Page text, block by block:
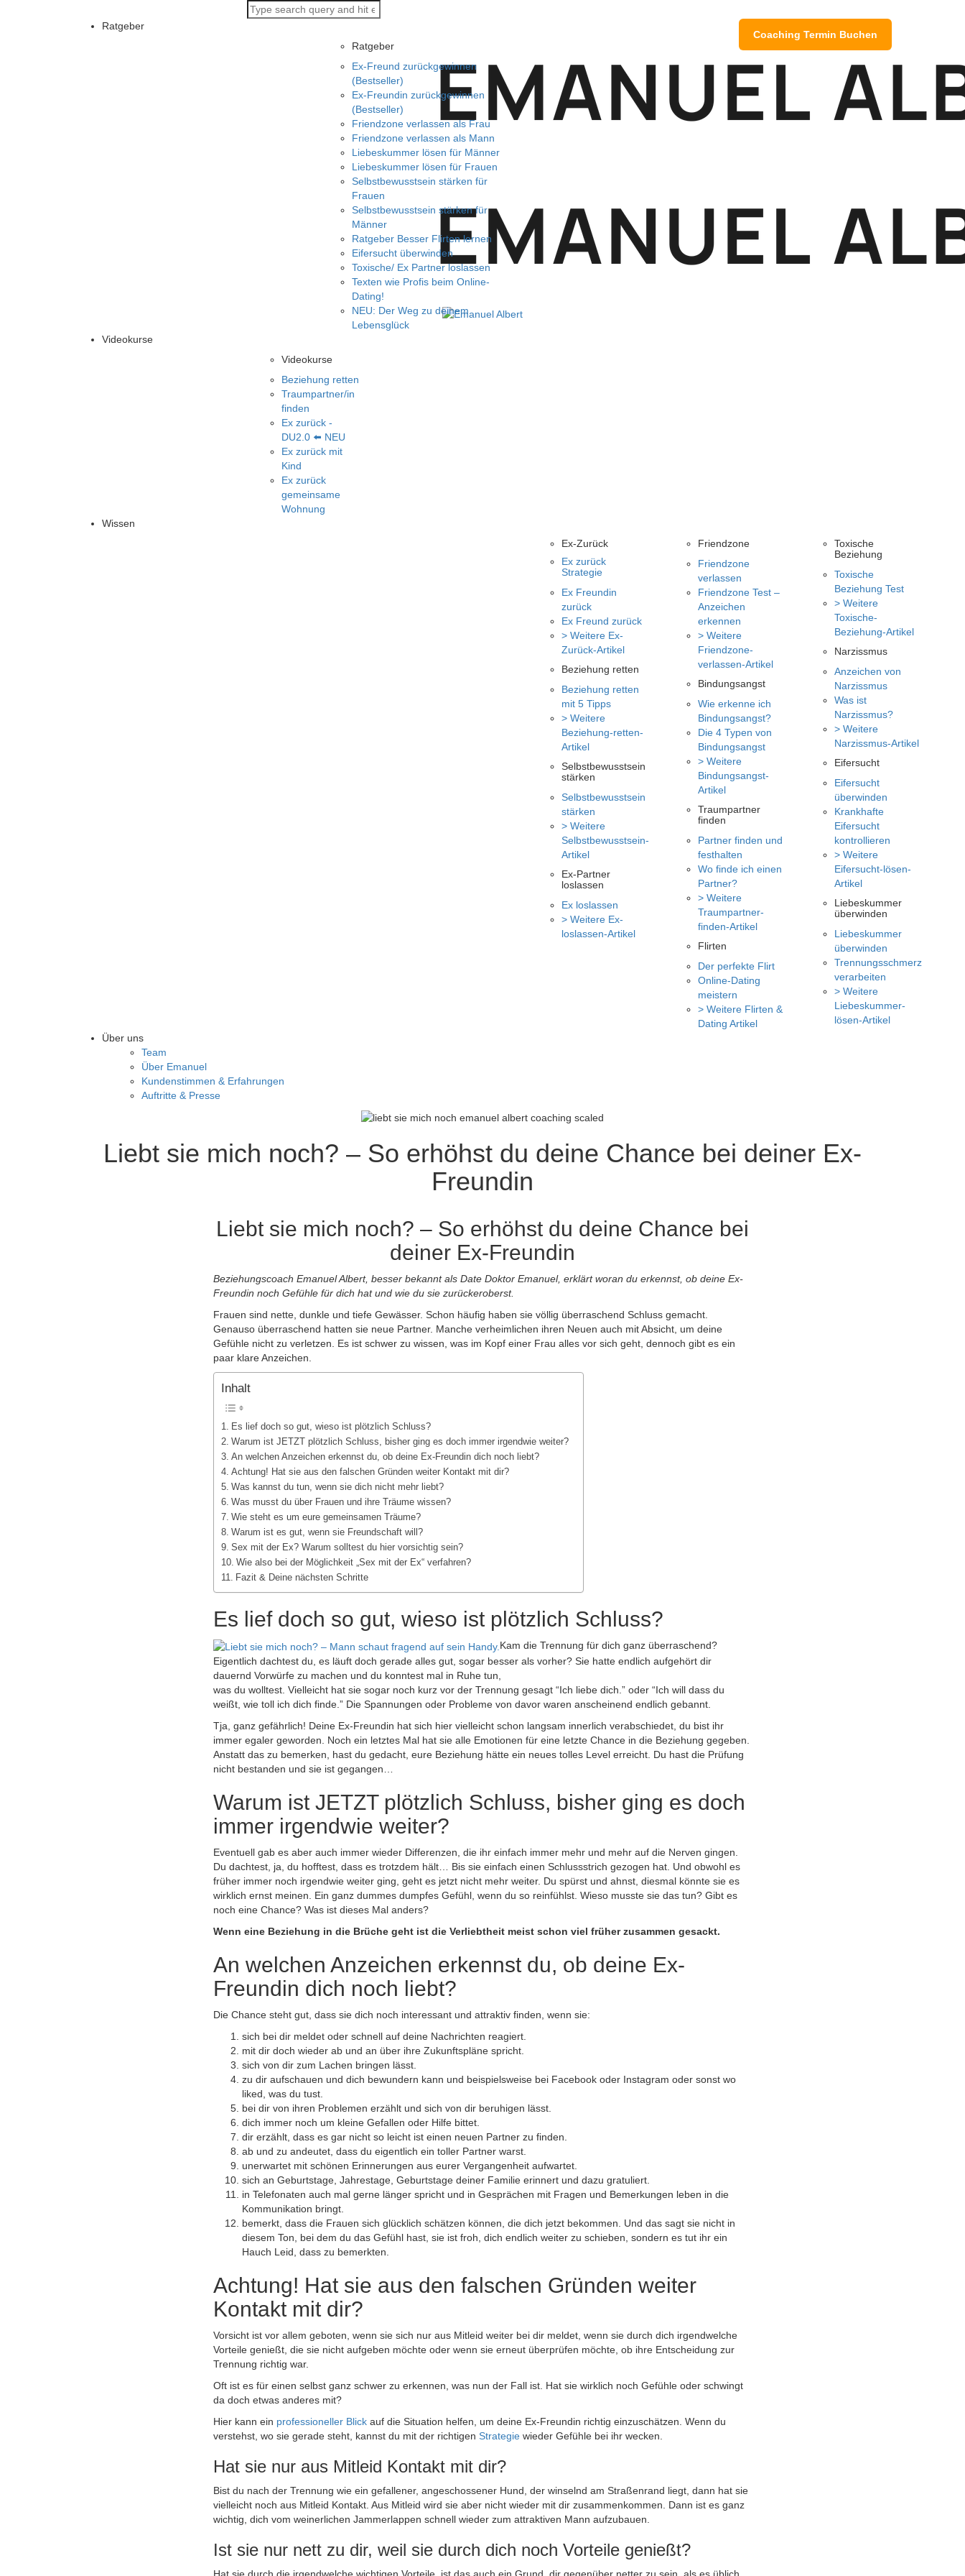
Ratgeber
Ratgeber
Ex-Freund zurückgewinnen
(Bestseller)
Ex-Freundin zurückgewinnen
(Bestseller)
Friendzone verlassen als Frau
Friendzone verlassen als Mann
Liebeskummer lösen für Männer
Liebeskummer lösen für Frauen
Selbstbewusstsein stärken für
Frauen
Selbstbewusstsein stärken für
Männer
Ratgeber Besser Flirten lernen
Eifersucht überwinden
Toxische/ Ex Partner loslassen
Texten wie Profis beim Online-
Dating!
NEU: Der Weg zu deinem
Lebensglück
Videokurse
Videokurse
Beziehung retten
Traumpartner/in
finden
Ex zurück -
DU2.0 ⬅️ NEU
Ex zurück mit
Kind
Ex zurück
gemeinsame
Wohnung
Wissen
Ex-Zurück
Ex zurück
Strategie
Ex Freundin
zurück
Ex Freund zurück
> Weitere Ex-
Zurück-Artikel
Beziehung retten
Beziehung retten
mit 5 Tipps
> Weitere
Beziehung-retten-
Artikel
Selbstbewusstsein
stärken
Selbstbewusstsein
stärken
> Weitere
Selbstbewusstsein-
Artikel
Ex-Partner
loslassen
Ex loslassen
> Weitere Ex-
loslassen-Artikel
Friendzone
Friendzone
verlassen
Friendzone Test –
Anzeichen
erkennen
> Weitere
Friendzone-
verlassen-Artikel
Bindungsangst
Wie erkenne ich
Bindungsangst?
Die 4 Typen von
Bindungsangst
> Weitere
Bindungsangst-
Artikel
Traumpartner
finden
Partner finden und
festhalten
Wo finde ich einen
Partner?
> Weitere
Traumpartner-
finden-Artikel
Flirten
Der perfekte Flirt
Online-Dating
meistern
> Weitere Flirten &
Dating Artikel
Toxische
Beziehung
Toxische
Beziehung Test
> Weitere
Toxische-
Beziehung-Artikel
Narzissmus
Anzeichen von
Narzissmus
Was ist
Narzissmus?
> Weitere
Narzissmus-Artikel
Eifersucht
Eifersucht
überwinden
Krankhafte
Eifersucht
kontrollieren
> Weitere
Eifersucht-lösen-
Artikel
Liebeskummer
überwinden
Liebeskummer
überwinden
Trennungsschmerz
verarbeiten
> Weitere
Liebeskummer-
lösen-Artikel
Über uns
Team
Über Emanuel
Kundenstimmen & Erfahrungen
Auftritte & Presse
Coaching Termin Buchen
Liebt sie mich noch? – So erhöhst du deine Chance bei deiner Ex-
Freundin
Liebt sie mich noch? – So erhöhst du deine Chance bei
deiner Ex-Freundin
Beziehungscoach Emanuel Albert, besser bekannt als Date Doktor Emanuel, erklärt woran du erkennst, ob deine Ex-
Freundin noch Gefühle für dich hat und wie du sie zurückeroberst.
Frauen sind nette, dunkle und tiefe Gewässer. Schon häufig haben sie völlig überraschend Schluss gemacht.
Genauso überraschend hatten sie neue Partner. Manche verheimlichen ihren Neuen auch mit Absicht, um deine
Gefühle nicht zu verletzen. Es ist schwer zu wissen, was im Kopf einer Frau alles vor sich geht, dennoch gibt es ein
paar klare Anzeichen.
Inhalt
Es lief doch so gut, wieso ist plötzlich Schluss?
Warum ist JETZT plötzlich Schluss, bisher ging es doch immer irgendwie weiter?
An welchen Anzeichen erkennst du, ob deine Ex-Freundin dich noch liebt?
Achtung! Hat sie aus den falschen Gründen weiter Kontakt mit dir?
Was kannst du tun, wenn sie dich nicht mehr liebt?
Was musst du über Frauen und ihre Träume wissen?
Wie steht es um eure gemeinsamen Träume?
Warum ist es gut, wenn sie Freundschaft will?
Sex mit der Ex? Warum solltest du hier vorsichtig sein?
Wie also bei der Möglichkeit „Sex mit der Ex“ verfahren?
Fazit & Deine nächsten Schritte
Es lief doch so gut, wieso ist plötzlich Schluss?
Kam die Trennung für dich ganz überraschend?
Eigentlich dachtest du, es läuft doch gerade alles gut, sogar besser als vorher? Sie hatte endlich aufgehört dir
dauernd Vorwürfe zu machen und du konntest mal in Ruhe tun,
was du wolltest. Vielleicht hat sie sogar noch kurz vor der Trennung gesagt “Ich liebe dich.” oder “Ich will dass du
weißt, wie toll ich dich finde.” Die Spannungen oder Probleme von davor waren anscheinend endlich gebannt.
Tja, ganz gefährlich! Deine Ex-Freundin hat sich hier vielleicht schon langsam innerlich verabschiedet, du bist ihr
immer egaler geworden. Noch ein letztes Mal hat sie alle Emotionen für eine letzte Chance in die Beziehung gegeben.
Anstatt das zu bemerken, hast du gedacht, eure Beziehung hätte ein neues tolles Level erreicht. Du hast die Prüfung
nicht bestanden und sie ist gegangen…
Warum ist JETZT plötzlich Schluss, bisher ging es doch
immer irgendwie weiter?
Eventuell gab es aber auch immer wieder Differenzen, die ihr einfach immer mehr und mehr auf die Nerven gingen.
Du dachtest, ja, du hofftest, dass es trotzdem hält… Bis sie einfach einen Schlussstrich gezogen hat. Und obwohl es
früher immer noch irgendwie weiter ging, geht es jetzt nicht mehr weiter. Du spürst und ahnst, diesmal könnte sie es
wirklich ernst meinen. Ein ganz dummes dumpfes Gefühl, wenn du so reinfühlst. Wieso musste sie das tun? Gibt es
noch eine Chance? Was ist dieses Mal anders?
Wenn eine Beziehung in die Brüche geht ist die Verliebtheit meist schon viel früher zusammen gesackt.
An welchen Anzeichen erkennst du, ob deine Ex-
Freundin dich noch liebt?
Die Chance steht gut, dass sie dich noch interessant und attraktiv finden, wenn sie:
sich bei dir meldet oder schnell auf deine Nachrichten reagiert.
mit dir doch wieder ab und an über ihre Zukunftspläne spricht.
sich von dir zum Lachen bringen lässt.
zu dir aufschauen und dich bewundern kann und beispielsweise bei Facebook oder Instagram oder sonst wo
liked, was du tust.
bei dir von ihren Problemen erzählt und sich von dir beruhigen lässt.
dich immer noch um kleine Gefallen oder Hilfe bittet.
dir erzählt, dass es gar nicht so leicht ist einen neuen Partner zu finden.
ab und zu andeutet, dass du eigentlich ein toller Partner warst.
unerwartet mit schönen Erinnerungen aus eurer Vergangenheit aufwartet.
sich an Geburtstage, Jahrestage, Geburtstage deiner Familie erinnert und dazu gratuliert.
in Telefonaten auch mal gerne länger spricht und in Gesprächen mit Fragen und Bemerkungen leben in die
Kommunikation bringt.
bemerkt, dass die Frauen sich glücklich schätzen können, die dich jetzt bekommen. Und das sagt sie nicht in
diesem Ton, bei dem du das Gefühl hast, sie ist froh, dich endlich weiter zu schieben, sondern es tut ihr ein
Hauch Leid, dass zu bemerkten.
Achtung! Hat sie aus den falschen Gründen weiter
Kontakt mit dir?
Vorsicht ist vor allem geboten, wenn sie sich nur aus Mitleid weiter bei dir meldet, wenn sie durch dich irgendwelche
Vorteile genießt, die sie nicht aufgeben möchte oder wenn sie erneut überprüfen möchte, ob ihre Entscheidung zur
Trennung richtig war.
Oft ist es für einen selbst ganz schwer zu erkennen, was nun der Fall ist. Hat sie wirklich noch Gefühle oder schwingt
da doch etwas anderes mit?
Hier kann ein professioneller Blick auf die Situation helfen, um deine Ex-Freundin richtig einzuschätzen. Wenn du
verstehst, wo sie gerade steht, kannst du mit der richtigen Strategie wieder Gefühle bei ihr wecken.
Hat sie nur aus Mitleid Kontakt mit dir?
Bist du nach der Trennung wie ein gefallener, angeschossener Hund, der winselnd am Straßenrand liegt, dann hat sie
vielleicht noch aus Mitleid Kontakt. Aus Mitleid wird sie aber nicht wieder mit dir zusammenkommen. Dann ist es ganz
wichtig, dich vom weinerlichen Jammerlappen schnell wieder zum attraktiven Mann aufzubauen.
Ist sie nur nett zu dir, weil sie durch dich noch Vorteile genießt?
Hat sie durch die irgendwelche wichtigen Vorteile, ist das auch ein Grund, dir gegenüber netter zu sein, als es üblich